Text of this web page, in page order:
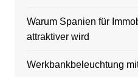
Warum Spanien für
attraktiver wird
Werkbankbeleuchtung